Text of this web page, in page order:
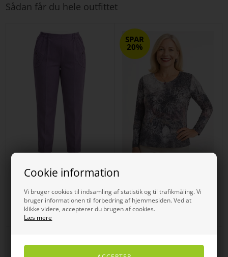
Cookie information
Vi bruger cookies til indsamling af statistik og til trafikmåling. Vi
bruger informationen til forbedring af hjemmesiden. Ved at
klikke videre, accepterer du brugen af cookies.
Læs mere
Sådan får du hele outfittet
Carla blomme damebukser med
elastik i taljen til runde former
DKK 400,00
SPAR
20%
T-shirt i flotte lilla pastel farver
med små sten og lange ærmer
DKK300,00
SPAR
20%
SPAR